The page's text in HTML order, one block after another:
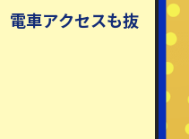
電車アクセスも抜